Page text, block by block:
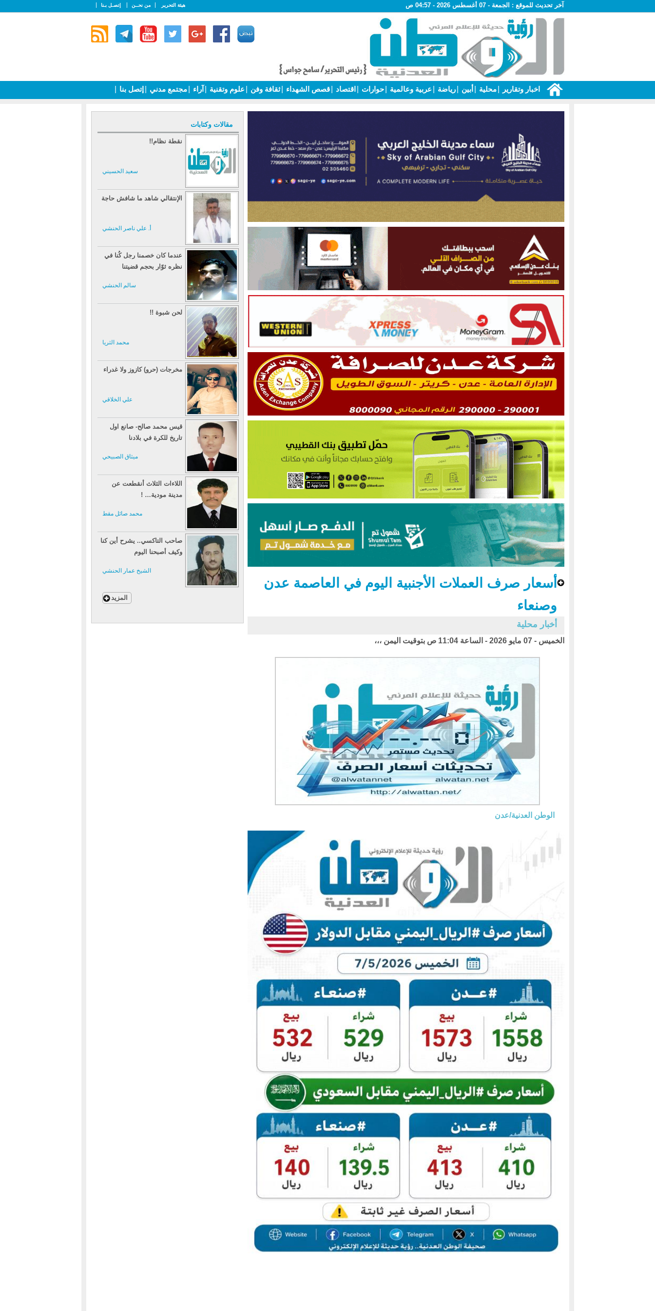
آخر تحديث للموقع : الجمعة - 07 أغسطس 2026 - 04:57 ص هيئة التحرير من نحــن إتصـل بـنا
اخبار وتقارير محلية أبين رياضة عربية وعالمية حوارات اقتصاد قصص الشهداء ثقافة وفن علوم وتقنية آراء مجتمع مدني إتصل بنا
مقالات وكتابات
نقطة نظام!!
سعيد الحسيني
الإنتقالي شاهد ما شافش حاجة
أ. علي ناصر الحنشي
عندما كان خصمنا رجل كُنا في
نظره ثوّار بحجم قضيتنا
سالم الحنشي
لحن شبوة !!
محمد الثريا
مخرجات (حرو) كازوز ولا غدراء
علي الخلاقي
قيس محمد صالح- صانع اول
تاريخ للكرة في بلادنا
ميثاق الصبيحي
اللاءات الثلاث أنقطعت عن
مدينة مودية… !
محمد صائل مقط
صاحب التاكسي.. يشرح أين كنا
وكيف أصبحنا اليوم
الشيخ عمار الحنشي
المزيد
أسعار صرف العملات الأجنبية اليوم في العاصمة عدن
وصنعاء
أخبار محلية
الخميس - 07 مايو 2026 - الساعة 11:04 ص بتوقيت اليمن ،،،
الوطن العدنية/عدن